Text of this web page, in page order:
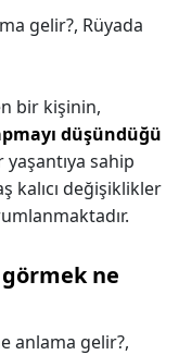
gelir?, Rüyada
bir kişinin,
düşündüğü
sahip
kalıcı değişiklikler
ne
anlama gelir?,